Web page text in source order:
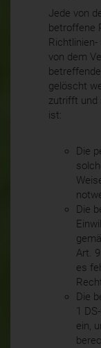
Jede von
betroffene
von dem
gelöscht
zutrifft und
ist:
Die
Die
Art.
es
Die
1
ein,